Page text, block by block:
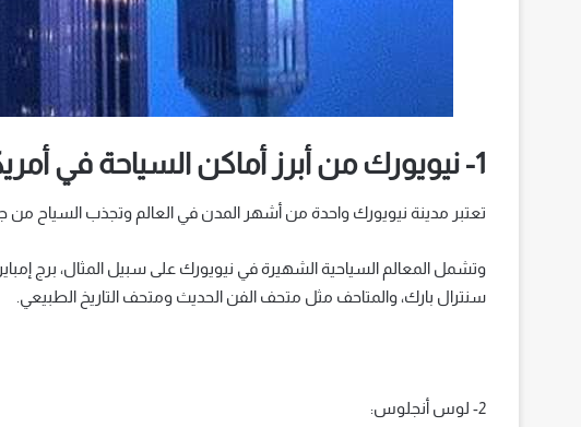
1- نيويورك من أبرز أماكن السياحة في أمريكا :
تعتبر مدينة نيويورك واحدة من أشهر المدن في العالم وتجذب السياح من
وتشمل المعالم السياحية الشهيرة في نيويورك على سبيل المثال، برج
سنترال بارك، والمتاحف مثل متحف الفن الحديث ومتحف التاريخ الطبيعي.
2- لوس أنجلوس: